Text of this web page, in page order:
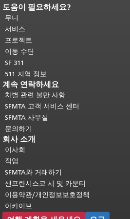
페이지 내용 끝입니다.이 페이지의 나
머지 내용은 모든 페이지에 반복됩니
다.메인 콘텐츠 상단으로 돌아가려면
여기를 클릭하십시오
도움이 필요하세요?
무니
서비스
프로젝트
이동 수단
SF 311
511 지역 정보
계속 연락하세요
차별 관련 불만 사항
SFMTA 고객 서비스 센터
SFMTA 사무실
문의하기
회사 소개
이사회
직업
SFMTA와 거래하기
샌프란시스코 시 및 카운티
이용약관/개인정보보호정책
아카이브